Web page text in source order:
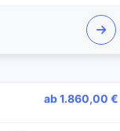
ab 1.860,00 €